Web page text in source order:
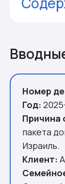
Начало
Поиск
Израиль
Личный
Номер
Год:
Причина
пакета
Израиль.
Клиент: